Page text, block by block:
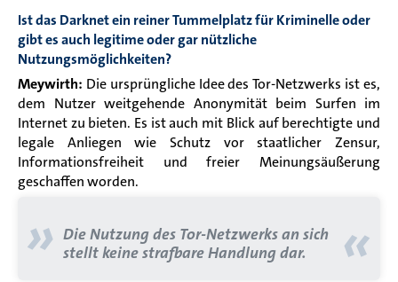
Ist das Darknet ein reiner Tummelplatz für Kriminelle oder
gibt es auch legitime oder gar nützliche
Nutzungsmöglichkeiten?
Meywirth: Die ursprüngliche Idee des Tor-Netzwerks ist es,
dem Nutzer weitgehende Anonymität beim Surfen im
Internet zu bieten. Es ist auch mit Blick auf berechtigte und
legale Anliegen wie Schutz vor staatlicher Zensur,
Informationsfreiheit und freier Meinungsäußerung
geschaffen worden.
» Die Nutzung des Tor-Netzwerks an sich
stellt keine strafbare Handlung dar.
«